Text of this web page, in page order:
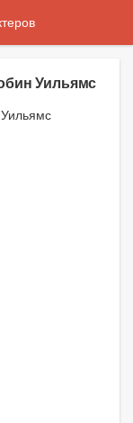
Уильямс